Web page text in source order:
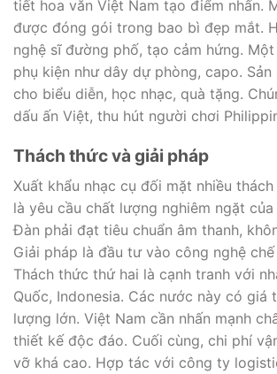
tiết hoa văn Việt Nam tạo điểm nhấn.
được đóng gói trong bao bì đẹp mắt.
nghệ sĩ đường phố, tạo cảm hứng.
phụ kiện như dây dự phòng, capo. Sản
cho biểu diễn, học nhạc, quà tặng.
dấu ấn Việt, thu hút người chơi
Thách thức và giải pháp
Xuất khẩu nhạc cụ đối mặt nhiều
là yêu cầu chất lượng nghiêm ngặt của
Đàn phải đạt tiêu chuẩn âm thanh,
Giải pháp là đầu tư vào công nghệ
Thách thức thứ hai là cạnh tranh với
Quốc, Indonesia. Các nước này có giá
lượng lớn. Việt Nam cần nhấn mạnh
thiết kế độc đáo. Cuối cùng, chi phí
vỡ khá cao. Hợp tác với công ty